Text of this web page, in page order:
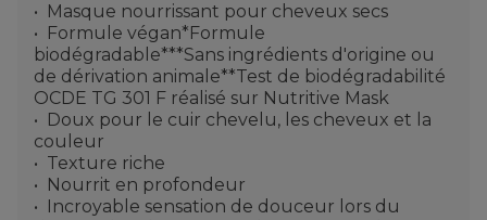
Masque nourrissant pour cheveux secs
Formule végan*Formule
biodégradable***Sans ingrédients d'origine ou
de dérivation animale**Test de biodégradabilité
OCDE TG 301 F réalisé sur Nutritive Mask
Doux pour le cuir chevelu, les cheveux et la
couleur
Texture riche
Nourrit en profondeur
Incroyable sensation de douceur lors du